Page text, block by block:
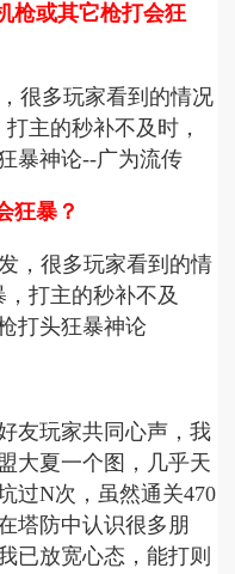
枪或其它枪打会狂
很多玩家看到的情况
主的秒补不及时，
暴神论--广为流传
狂暴？
，很多玩家看到的情
打主的秒补不及
打头狂暴神论
友玩家共同心声，我
大夏一个图，几乎天
过N次，虽然通关470
塔防中认识很多朋
已放宽心态，能打则